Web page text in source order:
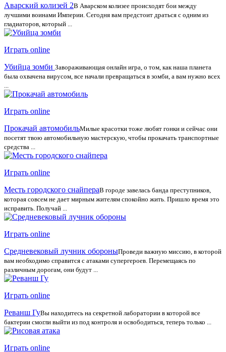
Аварский колизей 2В Аварском колизее происходят бои между
лучшими воинами Империи. Сегодня вам предстоит драться с одним из
гладиаторов, который ...
Играть online
Убийца зомби Завораживающая онлайн игра, о том, как наша планета
была охвачена вирусом, все начали превращаться в зомби, а вам нужно всех
Играть online
Прокачай автомобильМилые красотки тоже любят гонки и сейчас они
посетят твою автомобильную мастерскую, чтобы прокачать транспортные
средства ...
Играть online
Месть городского снайпераВ городе завелась банда преступников,
которая совсем не дает мирным жителям спокойно жить. Пришло время это
исправить. Получай ...
Играть online
Средневековый лучник обороныПроведи важную миссию, в которой
вам необходимо справится с атаками супергероев. Перемещаясь по
различным дорогам, они будут ...
Играть online
Реванш ГуВы находитесь на секретной лаборатории в которой все
бактерии смогли выйти из под контроля и освободиться, теперь только ...
Играть online